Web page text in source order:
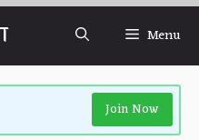
Menu
Join Now